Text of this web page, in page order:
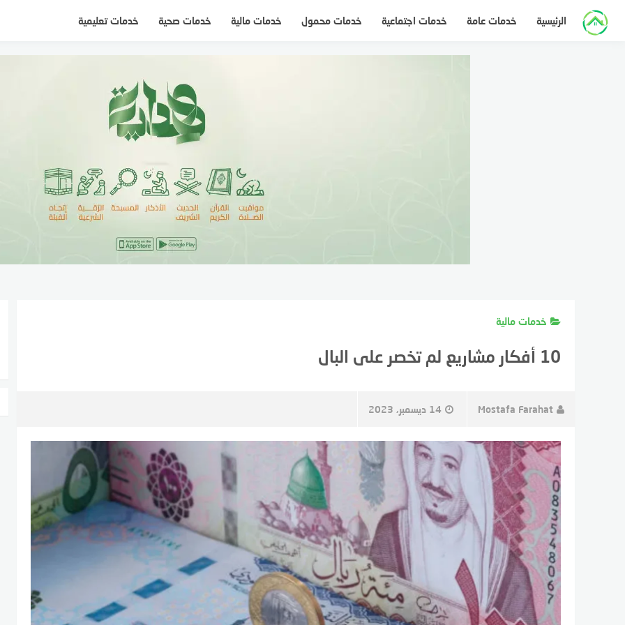
المحتوى
الرئيسية خدمات عامة خدمات اجتماعية خدمات محمول خدمات مالية خدمات صحية خدمات تعليمية
خدمات مالية
10 أفكار مشاريع لم تخصر على البال
Mostafa Farahat 14 ديسمبر، 2023